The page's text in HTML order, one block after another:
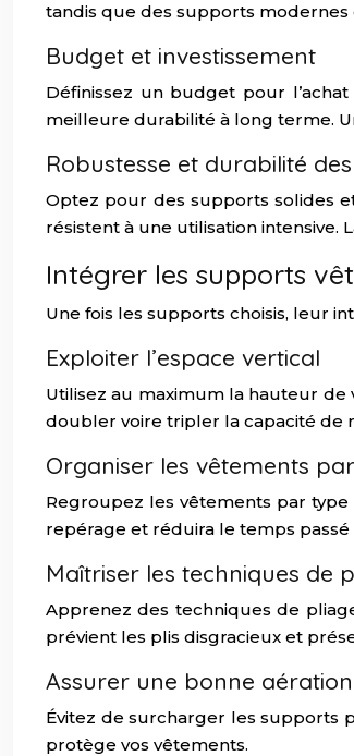
tandis que des supports
Budget et investissement
Définissez un budget pour
meilleure durabilité à long terme.
Robustesse et durabilité
Optez pour des supports solides
résistent à une utilisation intensive.
Intégrer les supports
Une fois les supports choisis, leur
Exploiter l’espace vertical
Utilisez au maximum la hauteur
doubler voire tripler la capacité de
Organiser les vêtements
Regroupez les vêtements par
repérage et réduira le temps
Maîtriser les techniques de
Apprenez des techniques de
prévient les plis disgracieux et
Assurer une bonne aération
Évitez de surcharger les supports
protège vos vêtements.